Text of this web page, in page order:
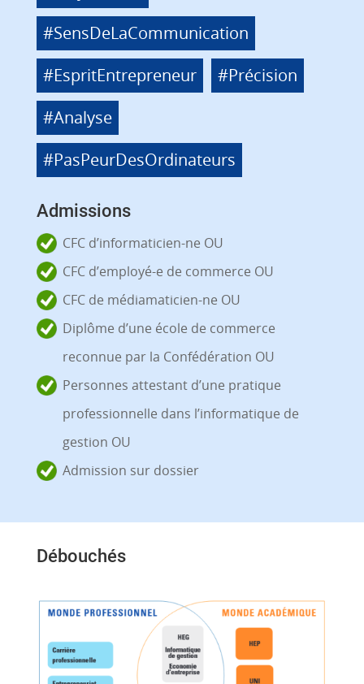
#SensDeLaCommunication
#EspritEntrepreneur
#Précision
#Analyse
#PasPeurDesOrdinateurs
Admissions
CFC d’informaticien-ne OU
CFC d’employé-e de commerce OU
CFC de médiamaticien-ne OU
Diplôme d’une école de commerce
reconnue par la Confédération OU
Personnes attestant d’une pratique
professionnelle dans l’informatique de
gestion OU
Admission sur dossier
Débouchés